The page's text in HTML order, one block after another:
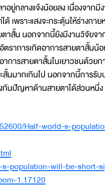
อยู่กลางแจ้งน้อยลง เนื่องจากมี
เพราะแสงจะกระตุ้นให้ร่างก
สั้น นอกจากนี้ยังมีงานวิจัยจา
าการเกิดอาการสายตาสั้นน้อ
ารสายตาสั้นในเยาวชนด้วยก
สั้นมากเกินไป นอกจากนี้การรั
กันปัญหาด้านสายตาได้ส่วนหนึ่ง
Half-world-s-
population-will-be-short-
1.17120